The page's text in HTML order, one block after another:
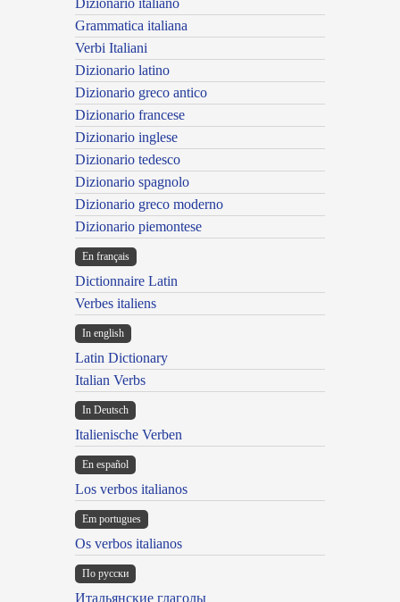
Dizionario italiano
Grammatica italiana
Verbi Italiani
Dizionario latino
Dizionario greco antico
Dizionario francese
Dizionario inglese
Dizionario tedesco
Dizionario spagnolo
Dizionario greco moderno
Dizionario piemontese
En français
Dictionnaire Latin
Verbes italiens
In english
Latin Dictionary
Italian Verbs
In Deutsch
Italienische Verben
En español
Los verbos italianos
Em portugues
Os verbos italianos
По русски
Итальянские глаголы